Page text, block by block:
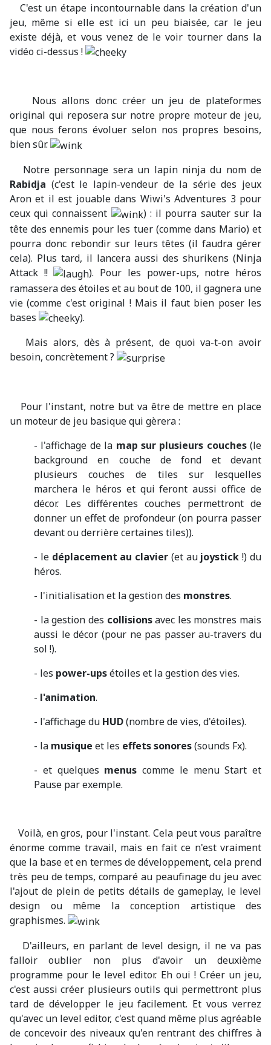
C'est un étape incontournable dans la création d'un
jeu, même si elle est ici un peu biaisée, car le jeu
existe déjà, et vous venez de le voir tourner dans la
vidéo ci-dessus !
Nous allons donc créer un jeu de plateformes
original qui reposera sur notre propre moteur de jeu,
que nous ferons évoluer selon nos propres besoins,
bien sûr.
Notre personnage sera un lapin ninja du nom de
Rabidja (c'est le lapin-vendeur de la série des jeux
Aron et il est jouable dans Wiwi's Adventures 3 pour
ceux qui connaissent
) : il pourra sauter sur la
tête des ennemis pour les tuer (comme dans Mario) et
pourra donc rebondir sur leurs têtes (il faudra gérer
cela). Plus tard, il lancera aussi des shurikens (Ninja
Attack !!
). Pour les power-ups, notre héros
ramassera des étoiles et au bout de 100, il gagnera une
vie (comme c'est original ! Mais il faut bien poser les
bases
).
Mais alors, dès à présent, de quoi va-t-on avoir
besoin, concrètement ?
Pour l'instant, notre but va être de mettre en place
un moteur de jeu basique qui gèrera :
- l'affichage de la map sur plusieurs couches(le
background en couche de fond et devant
plusieurs couches de tiles sur lesquelles
marchera le héros et qui feront aussi office de
décor. Les différentes couches permettront de
donner un effet de profondeur (on pourra passer
devant ou derrière certaines tiles)).
- le déplacement au clavier (et au joystick!) du
héros.
- l'initialisation et la gestion des monstres.
- la gestion des collisionsavec les monstres mais
aussi le décor (pour ne pas passer au-travers du
sol !).
- les power-upsétoiles et la gestion des vies.
- l'animation.
- l'affichage du HUD(nombre de vies, d'étoiles).
- la musique et les effets sonores(sounds Fx).
- et quelques menus comme le menu Start et
Pause par exemple.
Voilà, en gros, pour l'instant. Cela peut vous paraître
énorme comme travail, mais en fait ce n'est vraiment
que la base et en termes de développement, cela prend
très peu de temps, comparé au peaufinage du jeu avec
l'ajout de plein de petits détails de gameplay, le level
design ou même la conception artistique des
graphismes.
D'ailleurs, en parlant de level design, il ne va pas
falloir oublier non plus d'avoir un deuxième
programme pour le level editor. Eh oui ! Créer un jeu,
c'est aussi créer plusieurs outils qui permettront plus
tard de développer le jeu facilement. Et vous verrez
qu'avec un level editor, c'est quand même plus agréable
de concevoir des niveaux qu'en rentrant des chiffres à